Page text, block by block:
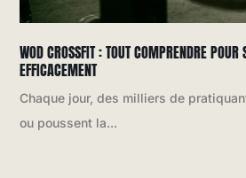
WOD CROSSFIT : TOUT COMPRENDRE POUR
EFFICACEMENT
Chaque jour, des milliers de
ou poussent la...